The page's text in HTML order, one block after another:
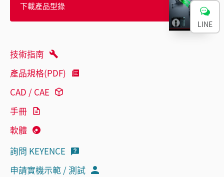
下載產品型錄
技術指南
產品規格(PDF)
CAD / CAE
手冊
軟體
詢問 KEYENCE
申請實機示範 / 測試
LINE